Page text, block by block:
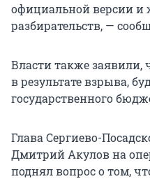
официальной версии и
разбирательств, —
Власти также заявили,
в результате взрыва,
государственного
Глава Сергиево-
Дмитрий Акулов на
поднял вопрос о том,